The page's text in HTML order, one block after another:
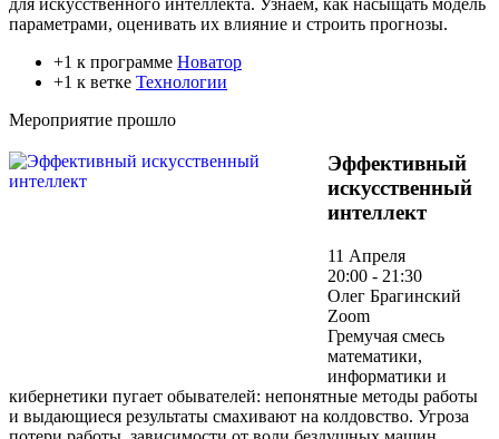
для искусственного интеллекта. Узнаем, как насыщать модель
параметрами, оценивать их влияние и строить прогнозы.
+1 к программе Новатор
+1 к ветке Технологии
Мероприятие прошло
Эффективный
искусственный
интеллект
11 Апреля
20:00 - 21:30
Олег Брагинский
Zoom
Гремучая смесь
математики,
информатики и
кибернетики пугает обывателей: непонятные методы работы
и выдающиеся результаты смахивают на колдовство. Угроза